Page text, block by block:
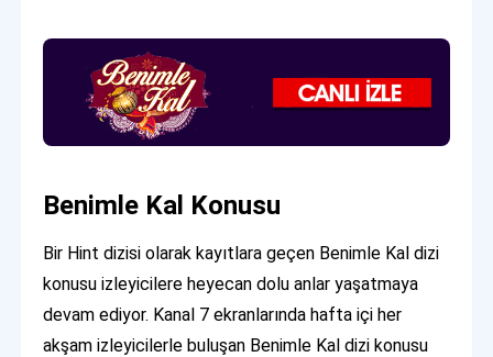
Benimle Kal Konusu
Bir Hint dizisi olarak kayıtlara geçen Benimle Kal dizi
konusu izleyicilere heyecan dolu anlar yaşatmaya
devam ediyor. Kanal 7 ekranlarında hafta içi her
akşam izleyicilerle buluşan Benimle Kal dizi konusu